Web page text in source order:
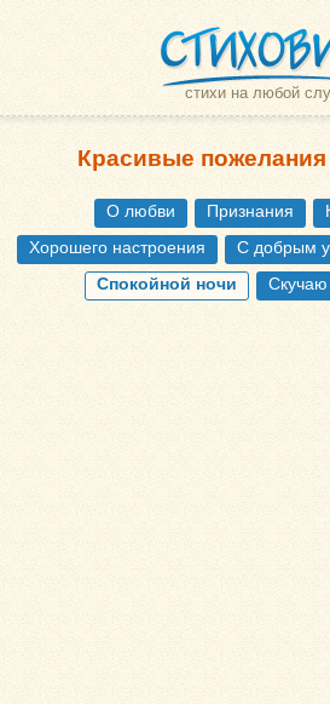
стихи на любой
Красивые
О любви Признания
Хорошего настроения
С добрым
Спокойной ночи
Скучаю